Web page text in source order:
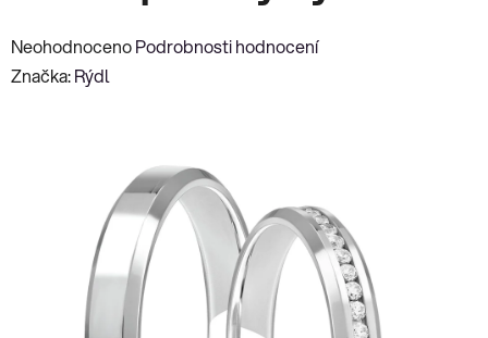
Průměrné
hodnocení
NeohodnocenoPodrobnosti hodnocení
Značka:Rýdl